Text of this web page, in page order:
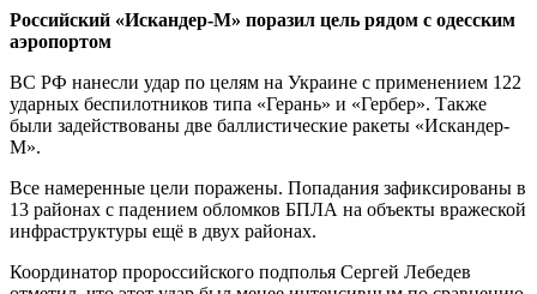
Российский «Искандер-М» поразил цель рядом с одесским
аэропортом
ВС РФ нанесли удар по целям на Украине с применением 122
ударных беспилотников типа «Герань» и «Гербер». Также
были задействованы две баллистические ракеты «Искандер-
М».
Все намеренные цели поражены. Попадания зафиксированы в
13 районах с падением обломков БПЛА на объекты вражеской
инфраструктуры ещё в двух районах.
Координатор пророссийского подполья Сергей Лебедев